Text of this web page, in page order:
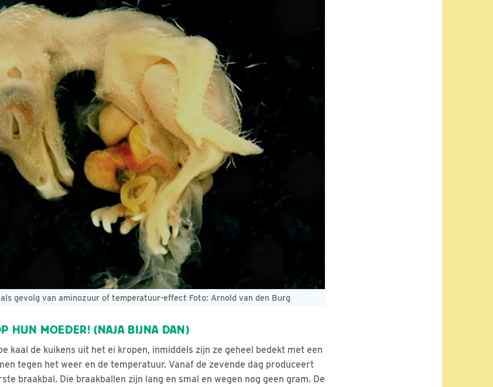
gevolg van aminozuur of temperatuur-effect Foto: Arnold van den Burg
HUN MOEDER! (NAJA BIJNA DAN)
kaal de kuikens uit het ei kropen, inmiddels zijn ze geheel bedekt met een
tegen het weer en de temperatuur. Vanaf de zevende dag produceert
braakbal. Die braakballen zijn lang en smal en wegen nog geen gram. De